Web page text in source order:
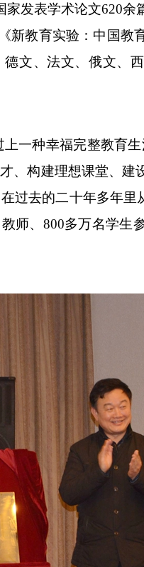
发表学术论文620余
新教育实验：中国教
文、法文、俄文、
一种幸福完整教育
、构建理想课堂、建
过去的二十年多年里
师、800多万名学生